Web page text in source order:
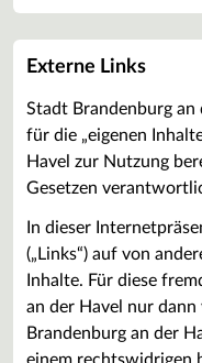
Externe Links
Stadt Brandenburg
für die „eigenen
Havel zur Nutzung
Gesetzen
In dieser
(„Links“) auf von
Inhalte. Für diese
an der Havel nur
Brandenburg an der